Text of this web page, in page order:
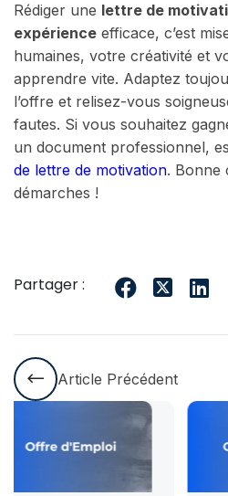
Rédiger une lettre de
expérience efficace, c’est
humaines, votre créativité et
apprendre vite. Adaptez
l’offre et relisez-vous
fautes. Si vous souhaitez
un document professionnel,
de lettre de motivation. Bonne
démarches !
Partager :
Article Précédent